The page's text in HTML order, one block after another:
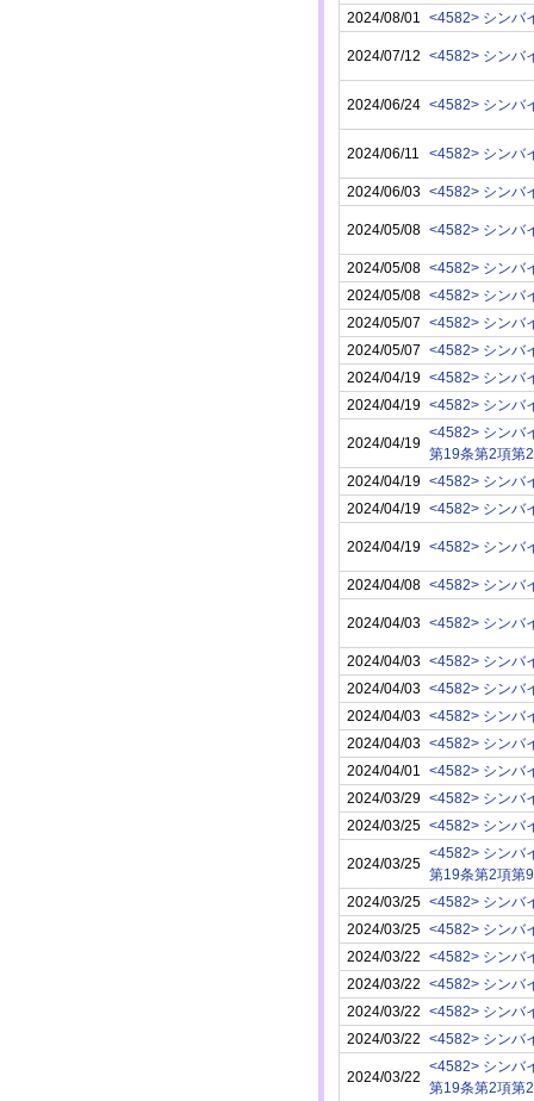
2024/08/01
<4582> シンバ
2024/07/12 <4582> シンバ
2024/06/24 <4582> シンバ
2024/06/11 <4582> シンバ
2024/06/03 <4582> シンバ
2024/05/08 <4582> シンバ
2024/05/08 <4582> シンバ
2024/05/08 <4582> シンバ
2024/05/07 <4582> シンバ
2024/05/07 <4582> シンバ
2024/04/19 <4582> シンバ
2024/04/19 <4582> シンバ
2024/04/19
<4582> シンバ
第19条第2項第
2024/04/19 <4582> シンバ
2024/04/19 <4582> シンバ
2024/04/19 <4582> シンバ
2024/04/08 <4582> シンバ
2024/04/03 <4582> シンバ
2024/04/03 <4582> シンバ
2024/04/03 <4582> シンバ
2024/04/03 <4582> シンバ
2024/04/03 <4582> シンバ
2024/04/01
<4582> シンバ
2024/03/29 <4582> シンバ
2024/03/25 <4582> シンバ
2024/03/25
<4582> シンバ
第19条第2項第
2024/03/25 <4582> シンバ
2024/03/25 <4582> シンバ
2024/03/22 <4582> シンバ
2024/03/22 <4582> シンバ
2024/03/22 <4582> シンバ
2024/03/22 <4582> シンバ
2024/03/22
<4582> シンバ
第19条第2項第